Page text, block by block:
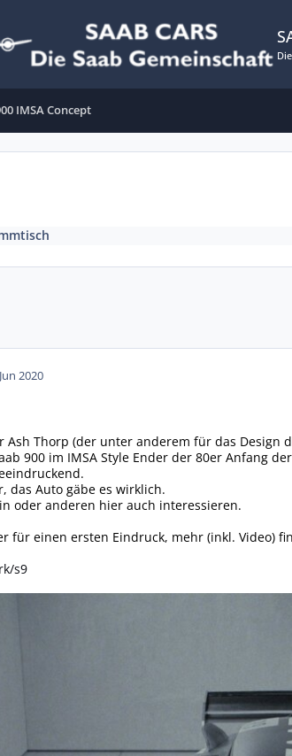
IMSA Concept
2020
Ash Thorp (der unter anderem für das
900 im IMSA Style Ender der 80er Anfang
das Auto gäbe es wirklich.
oder anderen hier auch interessieren.
für einen ersten Eindruck, mehr (inkl. Video)
s9